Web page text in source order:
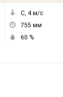
С, 4м/с
755 мм
60 %